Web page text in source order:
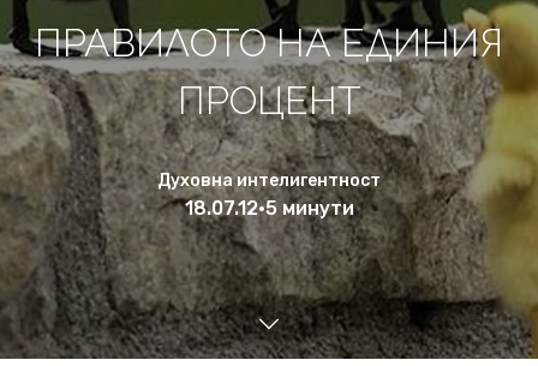
ПРАВИЛОТО НА ЕДИНИЯ
ПРОЦЕНТ
Духовна интелигентност
18.07.12•5 минути